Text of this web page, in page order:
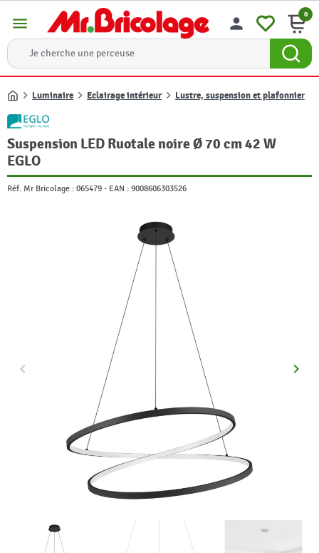
menu person 0
Accueil
Luminaire Eclairage intérieur Lustre, suspension et plafonnier
Suspension LED Ruotale noire Ø 70 cm 42 W
EGLO
Réf. Mr Bricolage : 065479 - EAN : 9008606303526
Précédent
keyboard_arrow_left keyboard_arrow_right